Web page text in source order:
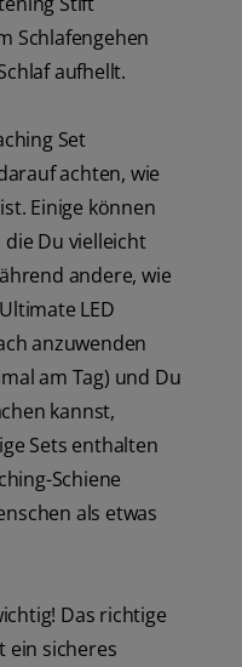
Schlafengehen
aufhellt.
Set
achten, wie
Einige können
Du vielleicht
andere, wie
LED
anzuwenden
am Tag) und Du
kannst,
Sets enthalten
Schiene
als etwas
Das richtige
ein sicheres